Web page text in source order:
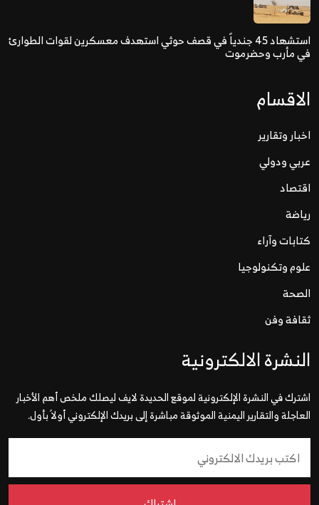
استشهاد 45 جندياً في قصف حوثي استهدف معسكرين لقوات الطوارئ
في مأرب وحضرموت
الاقسام
اخبار وتقارير
عربي ودولي
اقتصاد
رياضة
كتابات وآراء
علوم وتكنولوجيا
الصحة
ثقافة وفن
النشرة الالكترونية
اشترك في النشرة الإلكترونية لموقع الحديدة لايف ليصلك ملخص أهم الأخبار
العاجلة والتقارير اليمنية الموثوقة مباشرة إلى بريدك الإلكتروني أولاً بأول.